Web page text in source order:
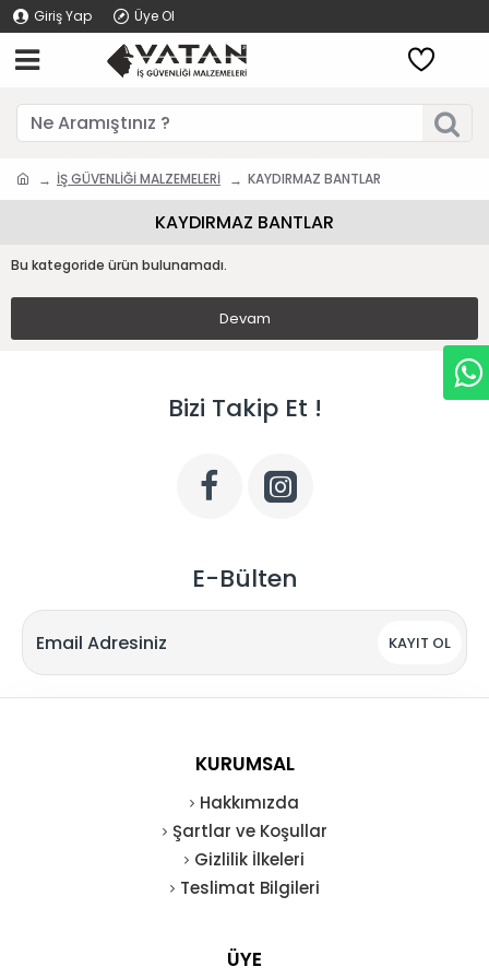
Giriş Yap Üye Ol
İŞ GÜVENLİĞİ MALZEMELERİ KAYDIRMAZ BANTLAR
KAYDIRMAZ BANTLAR
Bu kategoride ürün bulunamadı.
Devam
Bizi Takip Et !
E-Bülten
KAYIT OL
KURUMSAL
Hakkımızda
Şartlar ve Koşullar
Gizlilik İlkeleri
Teslimat Bilgileri
ÜYE